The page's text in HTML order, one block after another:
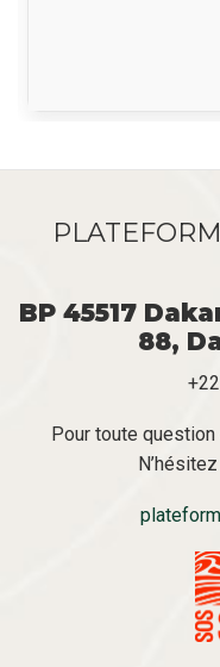
BP 45517
88,
Pour toute